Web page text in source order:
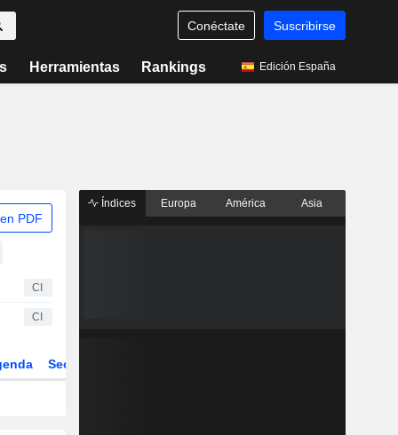
Conéctate Suscribirse
Herramientas Rankings Edición España
PDF
CI
CI
Sector
Índices Europa América Asia